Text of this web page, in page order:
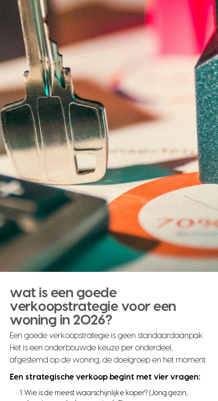
wat is een goede
verkoopstrategie voor een
woning in 2026?
Een goede verkoopstrategie is geen standaardaanpak.
Het is een onderbouwde keuze per onderdeel,
afgestemd op de woning, de doelgroep en het moment.
Een strategische verkoop begint met vier vragen:
Wie is de meest waarschijnlijke koper? (Jong gezin,